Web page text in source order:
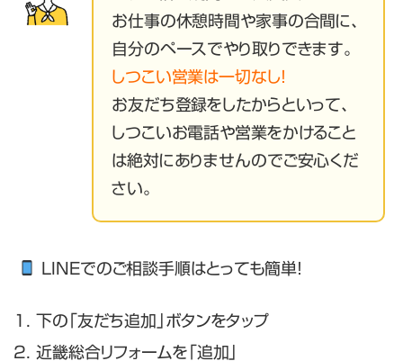
お仕事の休憩時間や家事の合間に、
自分のペースでやり取りできます。
しつこい営業は一切なし！
お友だち登録をしたからといって、
しつこいお電話や営業をかけること
は絶対にありませんのでご安心くだ
さい。
LINEでのご相談手順はとっても簡単！
下の「友だち追加」ボタンをタップ
近畿総合リフォームを「追加」